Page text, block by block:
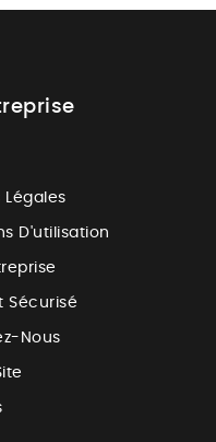
Légales
D'utilisation
Sécurisé
Nous